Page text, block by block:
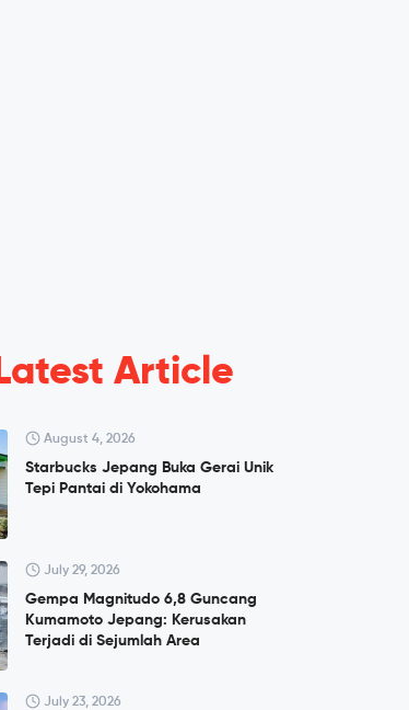
Latest Article
August 4, 2026
Starbucks Jepang Buka Gerai Unik
Tepi Pantai di Yokohama
July 29, 2026
Gempa Magnitudo 6,8 Guncang
Kumamoto Jepang: Kerusakan
Terjadi di Sejumlah Area
July 23, 2026